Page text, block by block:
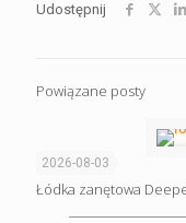
Udostępnij
Powiązane posty
2026-08-03
Łódka zanętowa